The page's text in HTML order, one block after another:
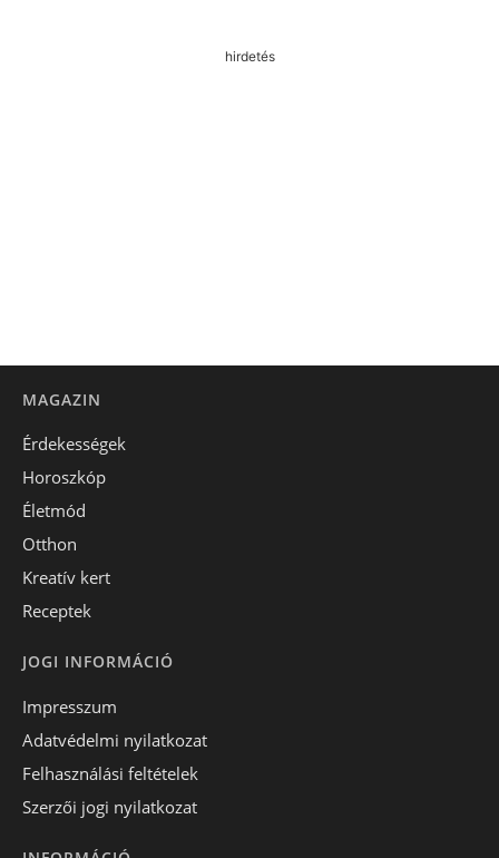
hirdetés
MAGAZIN
Érdekességek
Horoszkóp
Életmód
Otthon
Kreatív kert
Receptek
JOGI INFORMÁCIÓ
Impresszum
Adatvédelmi nyilatkozat
Felhasználási feltételek
Szerzői jogi nyilatkozat